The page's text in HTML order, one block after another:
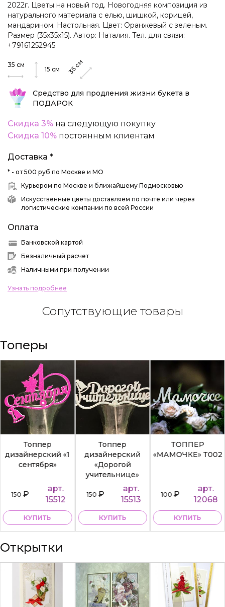
2022г. Цветы на новый год. Новогодняя композиция из
натурального материала с елью, шишкой, корицей,
мандарином. Настольная. Цвет: Оранжевый с зеленым.
Размер (35х35х15). Автор: Наталия. Тел. для связи:
+79161252945
35 см
15 см 35см
Средство для продления жизни букета в
ПОДАРОК
Скидка 3% на следующую покупку
Скидка 10% постоянным клиентам
Доставка *
* - от 500 руб по Москве и МО
Курьером по Москве и ближайшему Подмосковью
Искусственные цветы доставляем по почте или через
логистические компании по всей России
Оплата
Банковской картой
Безналичный расчет
Наличными при получении
Узнать подробнее
Сопутствующие товары
Топеры
Топпер
дизайнерский «1
сентября»
150₽
арт.
15512
КУПИТЬ
Топпер
дизайнерский
«Дорогой
учительнице»
150₽
арт.
15513
КУПИТЬ
ТОППЕР
«МАМОЧКЕ» Т002
100₽
арт.
12068
КУПИТЬ
Открытки